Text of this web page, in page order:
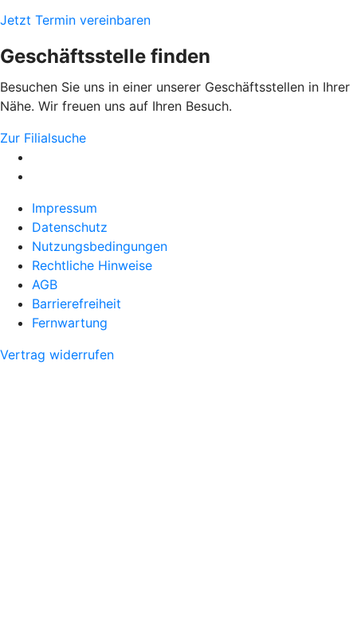
Jetzt Termin vereinbaren
Geschäftsstelle finden
Besuchen Sie uns in einer unserer Geschäftsstellen in Ihrer
Nähe. Wir freuen uns auf Ihren Besuch.
Zur Filialsuche
Impressum
Datenschutz
Nutzungsbedingungen
Rechtliche Hinweise
AGB
Barrierefreiheit
Fernwartung
Vertrag widerrufen